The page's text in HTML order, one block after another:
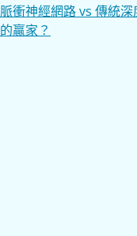
文
章
脈衝神經網路 vs 傳統
的贏家？